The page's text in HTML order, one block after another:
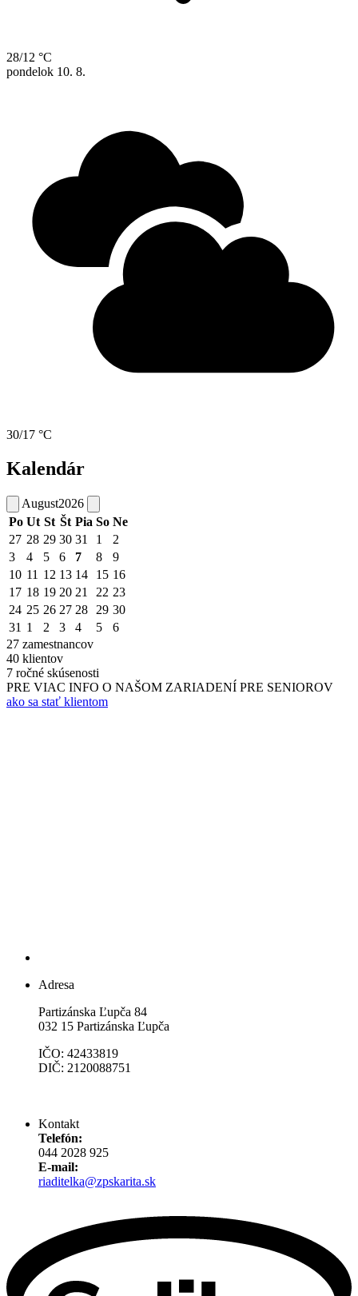
28/12 °C
pondelok 10. 8.
30/17 °C
Kalendár
August2026
Po Ut St Št Pia So Ne
27 28 29 30 31 1
2
3
4 5 6 7 8
9
10 11 12 13 14 15 16
17 18 19 20 21 22 23
24 25 26 27 28 29 30
31 1 2 3 4 5
6
27 zamestnancov
40 klientov
7 ročné skúsenosti
PRE VIAC INFO O NAŠOM ZARIADENÍ PRE SENIOROV
ako sa stať klientom
Adresa
Partizánska Ľupča 84
032 15 Partizánska Ľupča
IČO: 42433819
DIČ: 2120088751
Kontakt
Telefón:
044 2028 925
E-mail:
riaditelka@zpskarita.sk